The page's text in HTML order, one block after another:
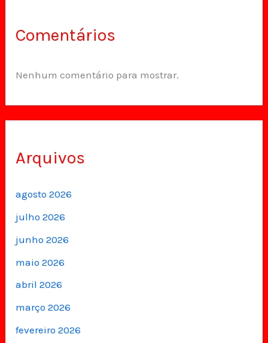
Comentários
Nenhum comentário para mostrar.
Arquivos
agosto 2026
julho 2026
junho 2026
maio 2026
abril 2026
março 2026
fevereiro 2026